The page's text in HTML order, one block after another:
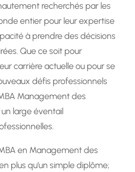
recherchés par les
entier pour leur expertise
à prendre des décisions
Que ce soit pour
carrière actuelle ou pour se
défis professionnels
Management des
large éventail
en Management des
plus qu’un simple diplôme;